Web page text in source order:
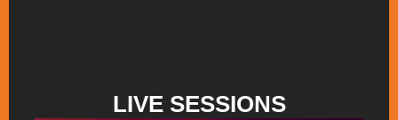
LIVE SESSIONS